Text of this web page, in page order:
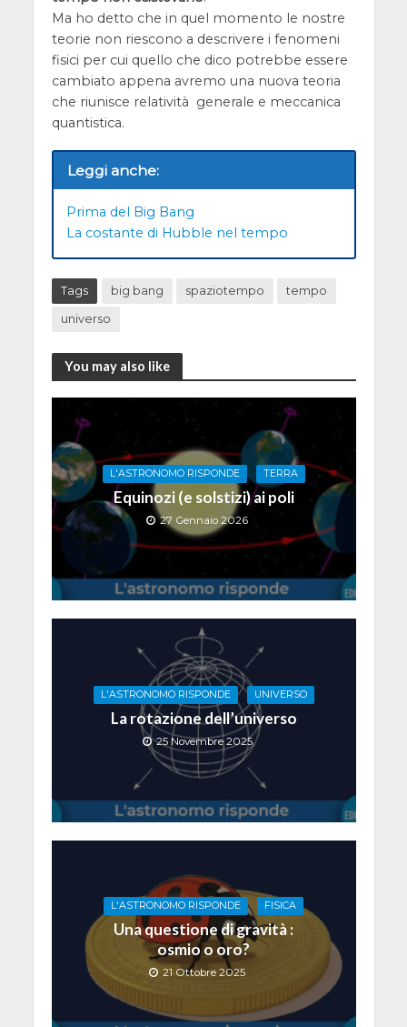
Ma ho detto che in quel momento le nostre
teorie non riescono a descrivere i fenomeni
fisici per cui quello che dico potrebbe essere
cambiato appena avremo una nuova teoria
che riunisce relatività generale e meccanica
quantistica.
Leggi anche:
Prima del Big Bang
La costante di Hubble nel tempo
Tags big bang spaziotempo tempo
universo
You may also like
L'ASTRONOMO RISPONDE TERRA
Equinozi (e solstizi) ai poli
27 Gennaio 2026
L'ASTRONOMO RISPONDE UNIVERSO
La rotazione dell’universo
25 Novembre 2025
L'ASTRONOMO RISPONDE FISICA
Una questione di gravità :
osmio o oro?
21 Ottobre 2025